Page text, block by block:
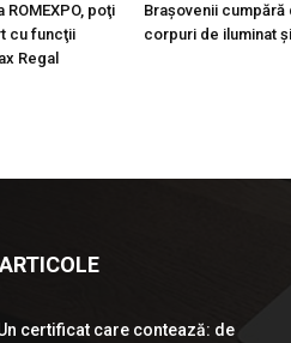
poţi
cu funcţii
Regal
Braşovenii cumpără
corpuri de iluminat
certificat care contează: de